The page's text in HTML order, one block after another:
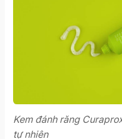
Kem đánh răng
tự nhiên